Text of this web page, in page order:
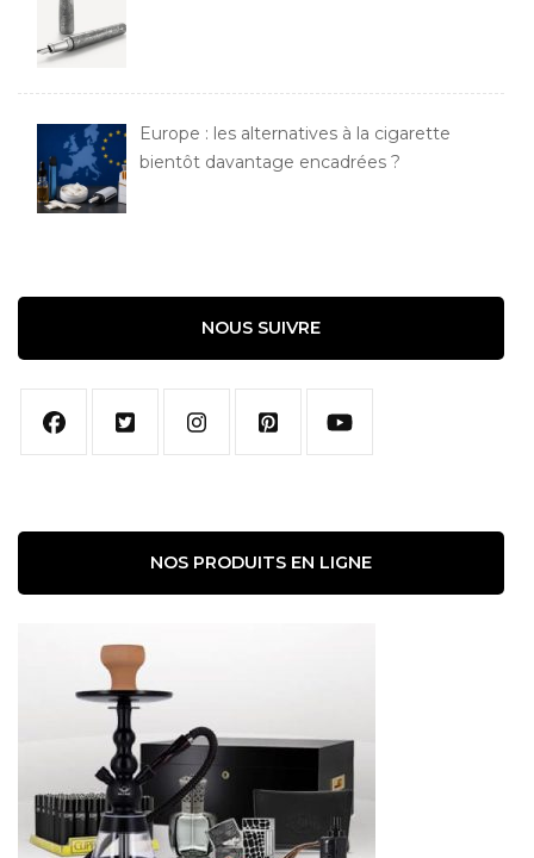
Europe : les alternatives à la cigarette
bientôt davantage encadrées ?
NOUS SUIVRE
NOS PRODUITS EN LIGNE